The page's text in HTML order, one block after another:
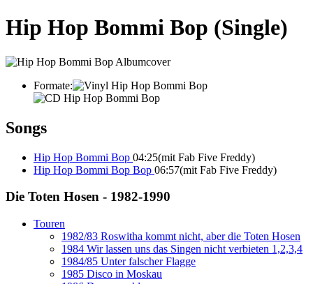
Hip Hop Bommi Bop (Single)
Formate:
Songs
Hip Hop Bommi Bop 04:25(mit Fab Five Freddy)
Hip Hop Bommi Bop Bop 06:57(mit Fab Five Freddy)
Die Toten Hosen - 1982-1990
Touren
1982/83 Roswitha kommt nicht, aber die Toten Hosen
1984 Wir lassen uns das Singen nicht verbieten 1,2,3,4
1984/85 Unter falscher Flagge
1985 Disco in Moskau